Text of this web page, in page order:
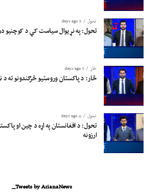
تحول 3 days ago
تحول: په نړیوال سیاست کې د کوچنیو
څار 3 days ago
څار: د پاکستان وروستیو څرګندونو ته د
تحول 4 days ago
تحول: د افغانستان په اړه د چین او
ارزونه
Tweets by ArianaNews_